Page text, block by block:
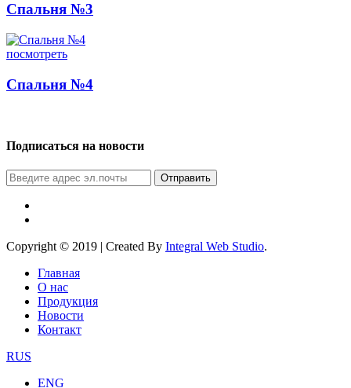
Спальня №3
посмотреть
Спальня №4
Подписаться на новости
Отправить
Copyright © 2019 | Created By Integral Web Studio.
Главная
О нас
Продукция
Новости
Контакт
RUS
ENG